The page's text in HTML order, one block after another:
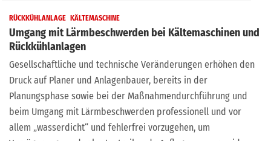
RÜCKKÜHLANLAGE KÄLTEMASCHINE
Umgang mit Lärmbeschwerden bei Kältemaschinen und
Rückkühlanlagen
Gesellschaftliche und technische Veränderungen erhöhen den
Druck auf Planer und Anlagenbauer, bereits in der
Planungsphase sowie bei der Maßnahmendurchführung und
beim Umgang mit Lärmbeschwerden professionell und vor
allem „wasserdicht“ und fehlerfrei vorzugehen, um